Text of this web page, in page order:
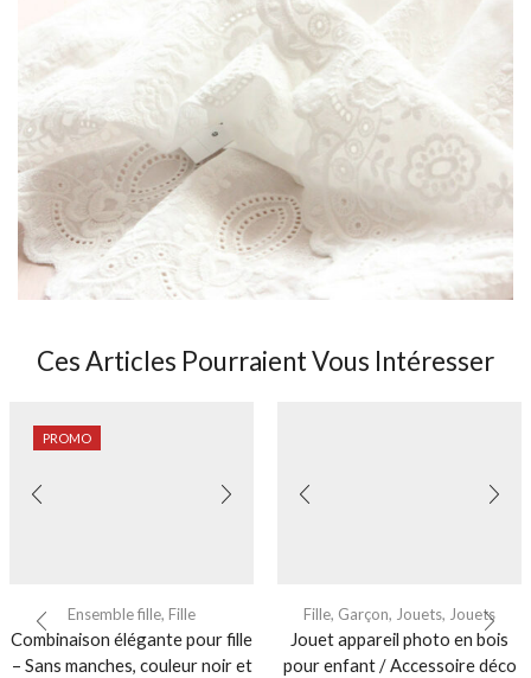
Ces Articles Pourraient Vous Intéresser
PROMO
Ensemble fille, Fille
Combinaison élégante pour fille
– Sans manches, couleur noir et
Fille, Garçon, Jouets, Jouets
Jouet appareil photo en bois
pour enfant / Accessoire déco